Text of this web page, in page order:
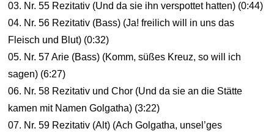
03. Nr. 55 Rezitativ (Und da sie ihn verspottet hatten) (0:44)
04. Nr. 56 Rezitativ (Bass) (Ja! freilich will in uns das
Fleisch und Blut) (0:32)
05. Nr. 57 Arie (Bass) (Komm, süßes Kreuz, so will ich
sagen) (6:27)
06. Nr. 58 Rezitativ und Chor (Und da sie an die Stätte
kamen mit Namen Golgatha) (3:22)
07. Nr. 59 Rezitativ (Alt) (Ach Golgatha, unsel’ges